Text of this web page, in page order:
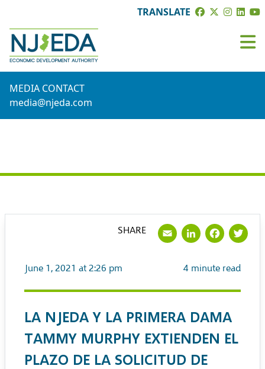
TRANSLATE
MEDIA CONTACT
media@njeda.com
June 1, 2021 at 2:26 pm 4 minute read
LA NJEDA Y LA PRIMERA DAMA
TAMMY MURPHY EXTIENDEN EL
PLAZO DE LA SOLICITUD DE
SHARE Email